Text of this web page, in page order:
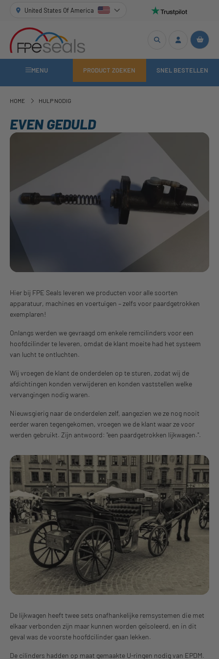
United States Of America
MENU PRODUCT ZOEKEN SNEL BESTELLEN
HOME HULP NODIG
EVEN GEDULD
Hier bij FPE Seals leveren we producten voor alle soorten
apparatuur, machines en voertuigen – zelfs voor paardgetrokken
exemplaren!
Onlangs werden we gevraagd om enkele remcilinders voor een
hoofdcilinder te leveren, omdat de klant moeite had het systeem
van lucht te ontluchten.
Wij vroegen de klant de onderdelen op te sturen, zodat wij de
afdichtingen konden verwijderen en konden vaststellen welke
vervangingen nodig waren.
Nieuwsgierig naar de onderdelen zelf, aangezien we ze nog nooit
eerder waren tegengekomen, vroegen we de klant waar ze voor
werden gebruikt. Zijn antwoord: "een paardgetrokken lijkwagen.".
De lijkwagen heeft twee sets onafhankelijke remsystemen die met
elkaar verbonden zijn maar kunnen worden geïsoleerd, en in dit
geval was de voorste hoofdcilinder gaan lekken.
De cilinders hadden op maat gemaakte U-ringen nodig van EPDM.